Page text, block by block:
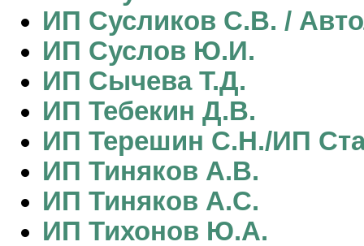
ИП Сусликов С.В. /
ИП Суслов Ю.И.
ИП Сычева Т.Д.
ИП Тебекин Д.В.
ИП Терешин С.Н./ИП
ИП Тиняков А.В.
ИП Тиняков А.С.
ИП Тихонов Ю.А.